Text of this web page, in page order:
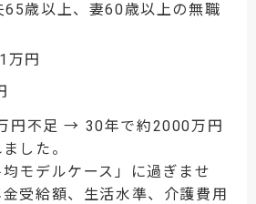
65歳以上、妻60歳以上の無職
万円
円不足 → 30年で約2000万円
した。
モデルケース」に過ぎませ
受給額、生活水準、介護費用